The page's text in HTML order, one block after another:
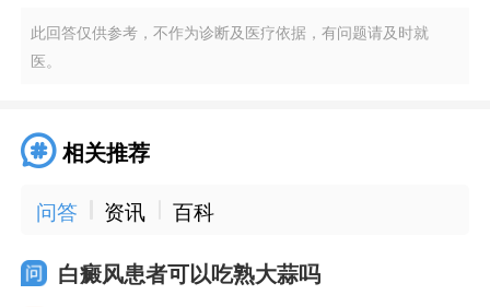
此回答仅供参考，不作为诊断及医疗依据，有问题请及时就
医。
相关推荐
问答 资讯 百科
白癜风患者可以吃熟大蒜吗